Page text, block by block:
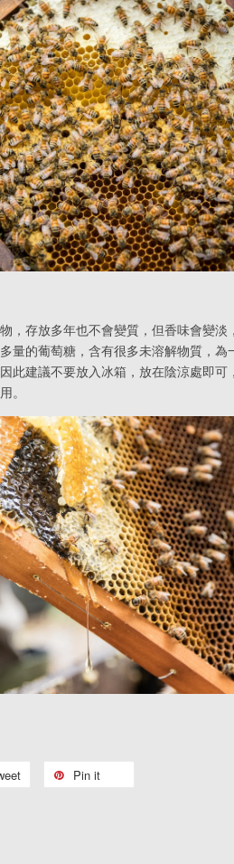
，存放多年也不會變質，但香味會變淡
量的葡萄糖，含有很多未溶解物質，為
此建議不要放入冰箱，放在陰涼處即可
。
Pin it